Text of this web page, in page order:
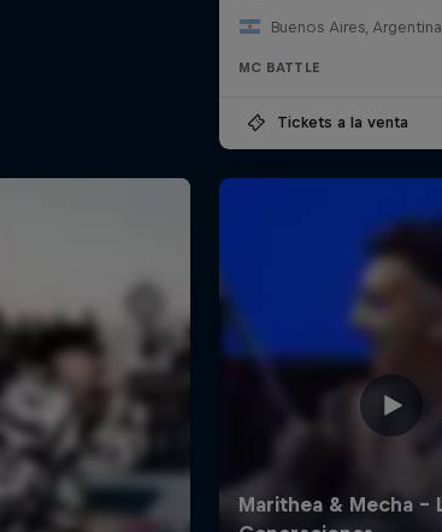
Buenos Aires, Argentina
MC BATTLE
Tickets a la venta